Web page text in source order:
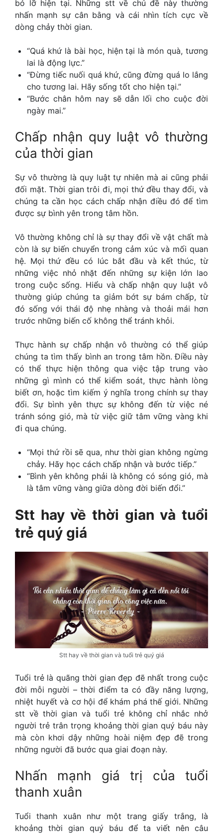
bỏ lỡ hiện tại. Những stt về chủ đề này thường
nhấn mạnh sự cân bằng và cái nhìn tích cực về
dòng chảy thời gian.
“Quá khứ là bài học, hiện tại là món quà, tương
lai là động lực.”
“Đừng tiếc nuối quá khứ, cũng đừng quá lo lắng
cho tương lai. Hãy sống tốt cho hiện tại.”
“Bước chân hôm nay sẽ dẫn lối cho cuộc đời
ngày mai.”
Chấp nhận quy luật vô thường
của thời gian
Sự vô thường là quy luật tự nhiên mà ai cũng phải
đối mặt. Thời gian trôi đi, mọi thứ đều thay đổi, và
chúng ta cần học cách chấp nhận điều đó để tìm
được sự bình yên trong tâm hồn.
Vô thường không chỉ là sự thay đổi về vật chất mà
còn là sự biến chuyển trong cảm xúc và mối quan
hệ. Mọi thứ đều có lúc bắt đầu và kết thúc, từ
những việc nhỏ nhặt đến những sự kiện lớn lao
trong cuộc sống. Hiểu và chấp nhận quy luật vô
thường giúp chúng ta giảm bớt sự bám chấp, từ
đó sống với thái độ nhẹ nhàng và thoải mái hơn
trước những biến cố không thể tránh khỏi.
Thực hành sự chấp nhận vô thường có thể giúp
chúng ta tìm thấy bình an trong tâm hồn. Điều này
có thể thực hiện thông qua việc tập trung vào
những gì mình có thể kiểm soát, thực hành lòng
biết ơn, hoặc tìm kiếm ý nghĩa trong chính sự thay
đổi. Sự bình yên thực sự không đến từ việc né
tránh sóng gió, mà từ việc giữ tâm vững vàng khi
đi qua chúng.
“Mọi thứ rồi sẽ qua, như thời gian không ngừng
chảy. Hãy học cách chấp nhận và bước tiếp.”
“Bình yên không phải là không có sóng gió, mà
là tâm vững vàng giữa dòng đời biến đổi.”
Stt hay về thời gian và tuổi
trẻ quý giá
Stt hay về thời gian và tuổi trẻ quý giá
Tuổi trẻ là quãng thời gian đẹp đẽ nhất trong cuộc
đời mỗi người – thời điểm ta có đầy năng lượng,
nhiệt huyết và cơ hội để khám phá thế giới. Những
stt về thời gian và tuổi trẻ không chỉ nhắc nhở
người trẻ trân trọng khoảng thời gian quý báu này
mà còn khơi dậy những hoài niệm đẹp đẽ trong
những người đã bước qua giai đoạn này.
Nhấn mạnh giá trị của tuổi
thanh xuân
Tuổi thanh xuân như một trang giấy trắng, là
khoảng thời gian quý báu để ta viết nên câu